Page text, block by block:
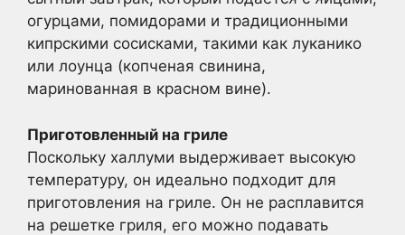
огурцами, помидорами и традиционными
кипрскими сосисками, такими как луканико
или лоунца (копченая свинина,
маринованная в красном вине).
Приготовленный на гриле
Поскольку халлуми выдерживает высокую
температуру, он идеально подходит для
приготовления на гриле. Он не расплавится
на решетке гриля, его можно подавать